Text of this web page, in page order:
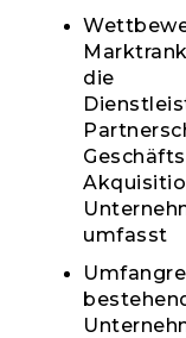
die
umfasst